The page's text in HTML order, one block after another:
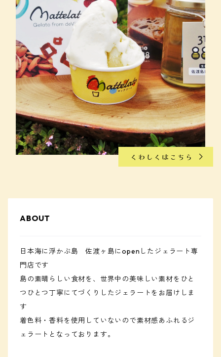
くわしくはこちら
ABOUT
日本海に浮かぶ島 佐渡ヶ島にopenしたジェラート専
門店です
島の素晴らしい食材を、世界中の美味しい素材をひと
つひとつ丁寧にてづくりしたジェラートをお届けしま
す
着色料・香料を使用していないので素材感あふれるジ
ェラートとなっております。